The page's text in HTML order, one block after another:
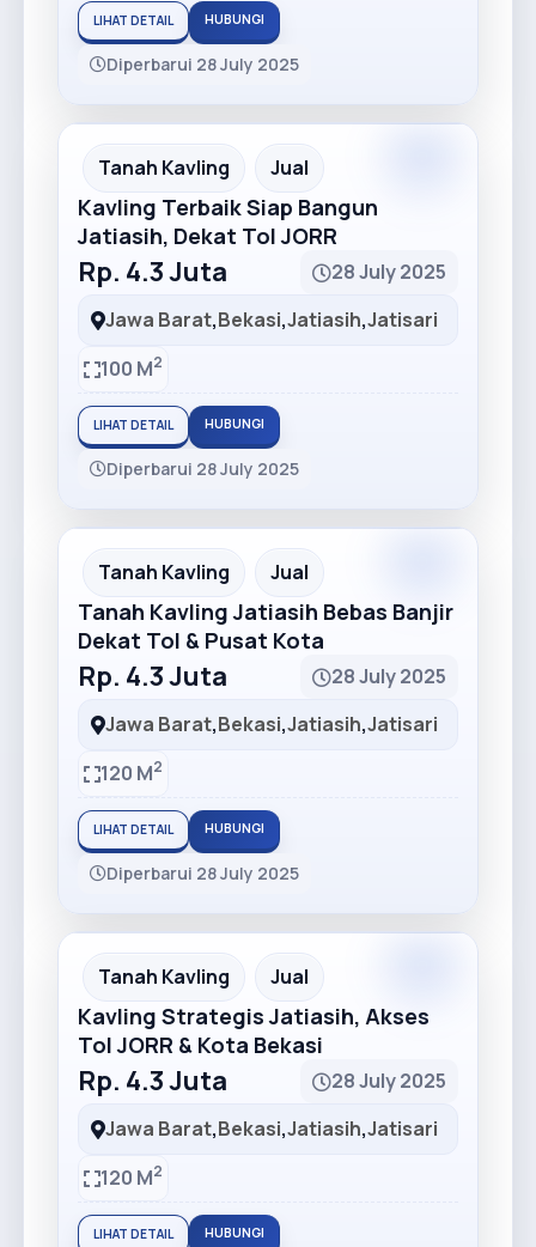
LIHAT DETAIL HUBUNGI
Diperbarui 28 July 2025
Recommended
Tanah Kavling Jual
Kavling Terbaik Siap Bangun
Jatiasih, Dekat Tol JORR
Rp. 4.3 Juta
28 July 2025
Jawa Barat,Bekasi,Jatiasih,Jatisari
100 M2
LIHAT DETAIL HUBUNGI
Diperbarui 28 July 2025
Recommended
Tanah Kavling Jual
Tanah Kavling Jatiasih Bebas Banjir
Dekat Tol & Pusat Kota
Rp. 4.3 Juta
28 July 2025
Jawa Barat,Bekasi,Jatiasih,Jatisari
120 M2
LIHAT DETAIL HUBUNGI
Diperbarui 28 July 2025
Recommended
Tanah Kavling Jual
Kavling Strategis Jatiasih, Akses
Tol JORR & Kota Bekasi
Rp. 4.3 Juta
28 July 2025
Jawa Barat,Bekasi,Jatiasih,Jatisari
120 M2
LIHAT DETAIL HUBUNGI